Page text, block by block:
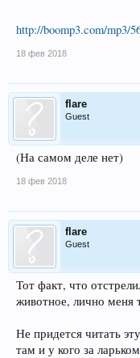
http://boomp3.com/mp3/
18 фев 2018
flare
Guest
(На самом деле нет)
18 фев 2018
flare
Guest
Тот факт, что
животное, лично меня
Не придется читать
там и у кого за